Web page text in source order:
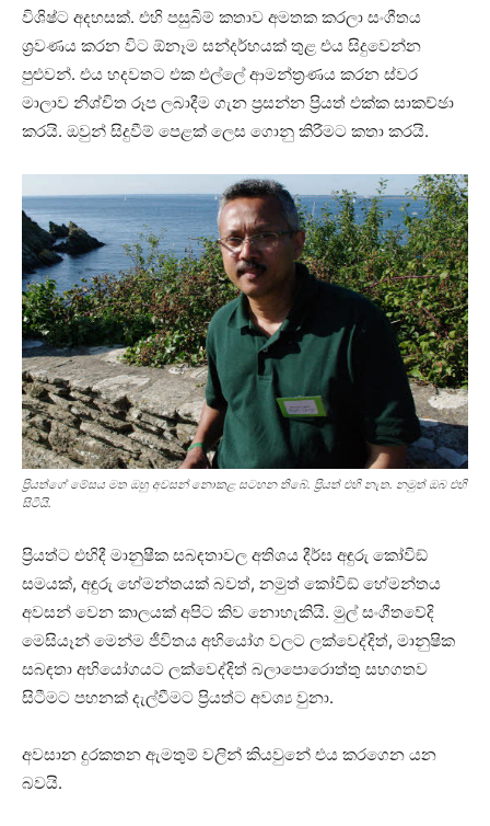
විශිෂ්ට අදහසක්. එහි පසුබිම් කතාව අමතක කරලා සංගීතය
ශ්‍රවණය කරන විට ඕනෑම සන්දර්භයක් තුළ එය සිදුවෙන්න
පුළුවන්. එය හදවතට එක එල්ලේ ආමන්ත්‍රණය කරන ස්වර
මාලාව නිශ්චිත රූප ලබාදීම ගැන ප්‍රසන්න ප්‍රියත් එක්ක සාකච්ඡා
කරයි. ඔවුන් සිදුවීම් පෙළක් ලෙස ගොනු කිරීමට කතා කරයි.
ප්‍රියත්ගේ මේසය මත ඔහු අවසන් නොකළ සටහන තිබේ. ප්‍රියත් එහි නැත. නමුත් ඔබ එහි
සිටියි.
ප්‍රියත්ට එහිදී මානුෂීක සබඳතාවල අතිශය දීර්ඝ අඳුරු කෝවිඞ්
සමයක්, අඳුරු හේමන්තයක් බවත්, නමුත් කෝවිඞ් හේමන්තය
අවසන් වෙන කාලයක් අපිට කිව නොහැකියි. මුල් සංගීතවේදි
මෙසියෑන් මෙන්ම ජීවිතය අභියෝග වලට ලක්වෙද්දිත්, මානුෂික
සබඳතා අභියෝගයට ලක්වෙද්දිත් බලාපොරොත්තු සහගතව
සිටීමට පහනක් දැල්වීමට ප්‍රියත්ට අවශ්‍ය වුනා.
අවසාන දුරකතන ඇමතුම් වලින් කියවුනේ එය කරගෙන යන
බවයි.